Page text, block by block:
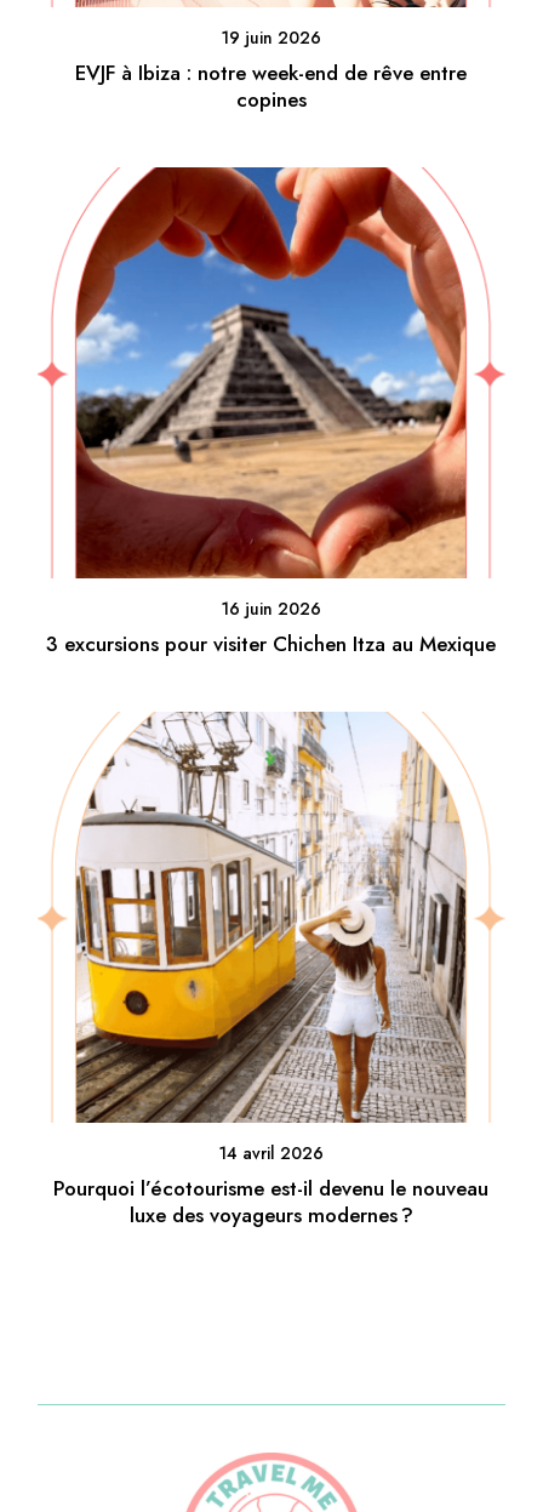
19 juin 2026
EVJF à Ibiza : notre week-end de rêve entre
copines
16 juin 2026
3 excursions pour visiter Chichen Itza au Mexique
14 avril 2026
Pourquoi l’écotourisme est-il devenu le nouveau
luxe des voyageurs modernes ?